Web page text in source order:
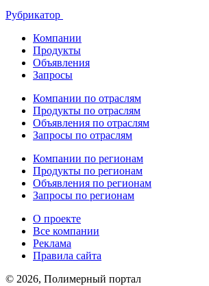
Рубрикатор
Компании
Продукты
Объявления
Запросы
Компании по отраслям
Продукты по отраслям
Объявления по отраслям
Запросы по отраслям
Компании по регионам
Продукты по регионам
Объявления по регионам
Запросы по регионам
О проекте
Все компании
Реклама
Правила сайта
© 2026, Полимерный портал